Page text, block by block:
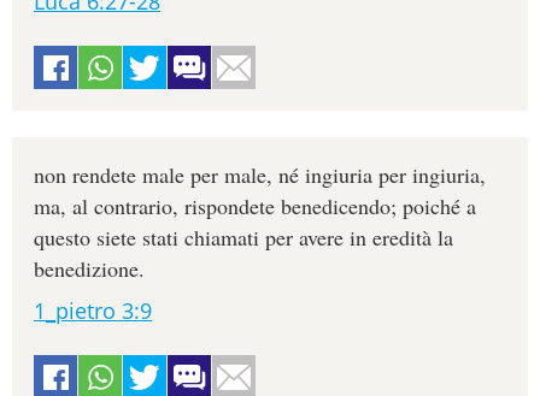
non rendete male per male, né ingiuria per ingiuria,
ma, al contrario, rispondete benedicendo; poiché a
questo siete stati chiamati per avere in eredità la
benedizione.
1_pietro 3:9